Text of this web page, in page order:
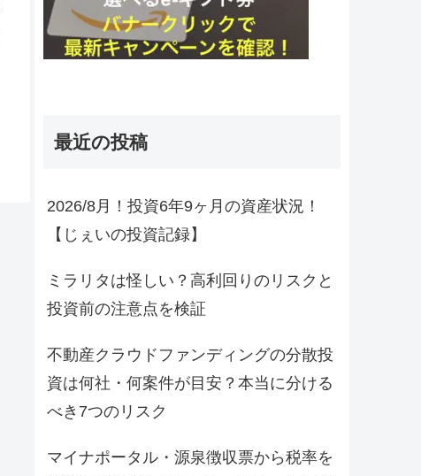
最近の投稿
2026/8月！投資6年9ヶ月の資産状況！
【じぇいの投資記録】
ミラリタは怪しい？高利回りのリスクと
投資前の注意点を検証
不動産クラウドファンディングの分散投
資は何社・何案件が目安？本当に分ける
べき7つのリスク
マイナポータル・源泉徴収票から税率を